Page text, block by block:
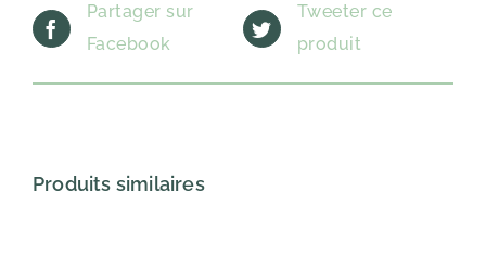
Partager sur
Facebook
Tweeter ce
produit
Produits similaires